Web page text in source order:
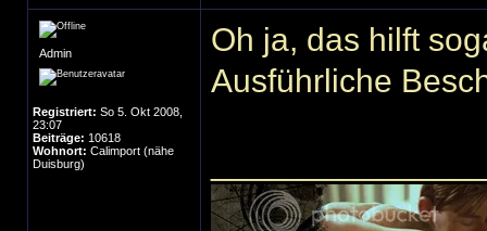
Admin
Registriert: So 5. Okt 2008,
23:07
Beiträge: 10618
Wohnort: Calimport (nähe
Duisburg)
Oh ja, das hilft
Ausführliche